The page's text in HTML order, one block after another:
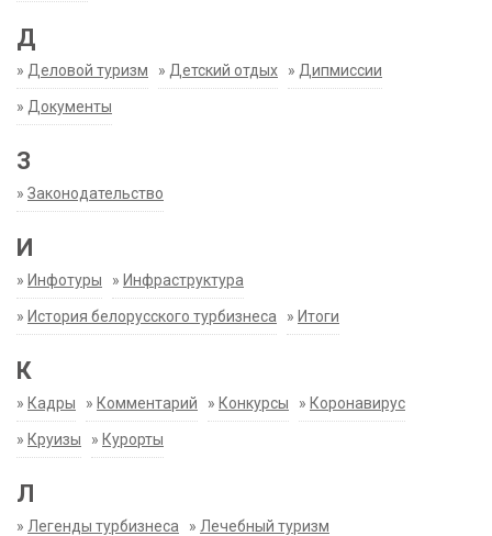
Д
» Деловой туризм » Детский отдых » Дипмиссии
» Документы
З
» Законодательство
И
» Инфотуры » Инфраструктура
» История белорусского турбизнеса » Итоги
К
» Кадры » Комментарий » Конкурсы » Коронавирус
» Круизы » Курорты
Л
» Легенды турбизнеса » Лечебный туризм